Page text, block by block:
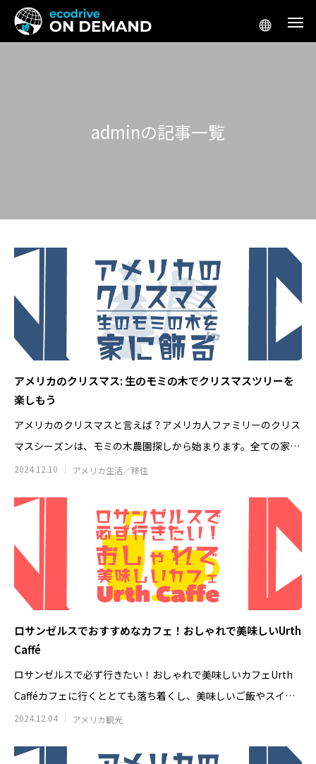
アメリカ生活／移住
テスラ「Supercharger for Business」
とは？店舗にスーパーチャージャーを設
置 駐車場4台から考えるEV充電集客
2026.07.08
アメリカ 車 リー
米国起業の失敗談｜プリウス30台の貸
し出しで5万ドル損失、得た3つの教訓
2026.08.02
アメリカ起業の
うはずだった車
のか｜アラスカで見た日清食品の世界展
の雪山で食べた
adminの記事一覧
アメリカのクリスマス: 生のモミの木でクリスマスツリーを
楽しもう
アメリカのクリスマスと言えば？アメリカ人ファミリーのクリス
マスシーズンは、モミの木農園探しから始まります。全ての家族
がそうではあ
2024.12.10 アメリカ生活／移住
ロサンゼルスでおすすめなカフェ！おしゃれで美味しいUrth
Caffé
ロサンゼルスで必ず行きたい！おしゃれで美味しいカフェUrth
Cafféカフェに行くととても落ち着くし、美味しいご飯やスイー
ツを食べる事
2024.12.04 アメリカ観光